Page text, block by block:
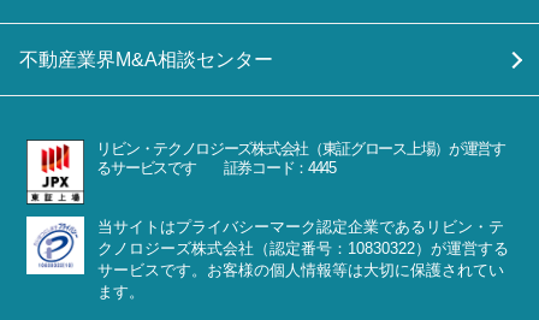
不動産業界M&A相談センター
リビン・テクノロジーズ株式会社（東証グロース上場）が運営す
るサービスです 証券コード：4445
当サイトはプライバシーマーク認定企業であるリビン・テ
クノロジーズ株式会社（認定番号：10830322）が運営する
サービスです。お客様の個人情報等は大切に保護されてい
ます。